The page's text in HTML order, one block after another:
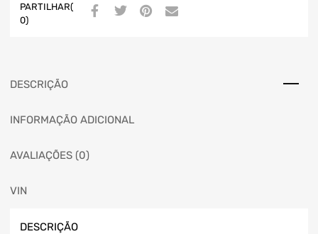
PARTILHAR(
0)
DESCRIÇÃO
INFORMAÇÃO ADICIONAL
AVALIAÇÕES (0)
VIN
DESCRIÇÃO